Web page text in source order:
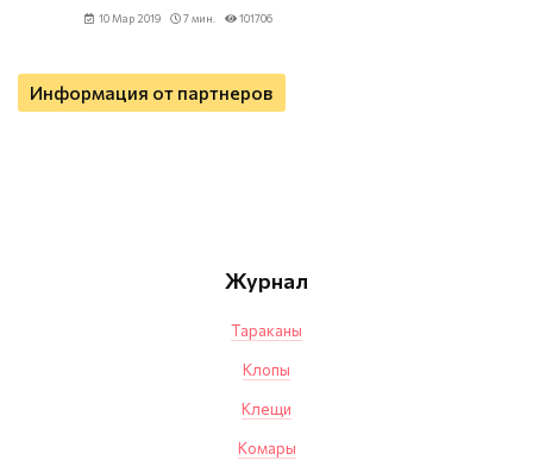
10 Мар 2019 7 мин. 101706
Информация от партнеров
Журнал
Тараканы
Клопы
Клещи
Комары